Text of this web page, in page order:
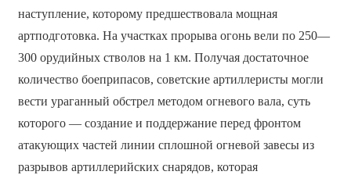
наступление, которому предшествовала мощная
артподготовка. На участках прорыва огонь вели по 250—
300 орудийных стволов на 1 км. Получая достаточное
количество боеприпасов, советские артиллеристы могли
вести ураганный обстрел методом огневого вала, суть
которого — создание и поддержание перед фронтом
атакующих частей линии сплошной огневой завесы из
разрывов артиллерийских снарядов, которая